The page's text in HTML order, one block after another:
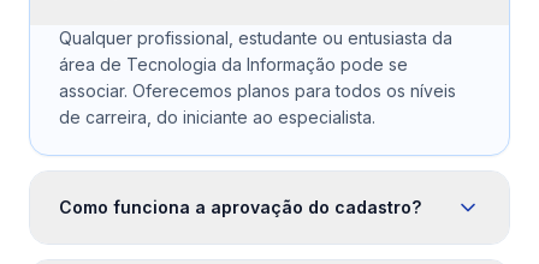
Qualquer profissional, estudante ou entusiasta da
área de Tecnologia da Informação pode se
associar. Oferecemos planos para todos os níveis
de carreira, do iniciante ao especialista.
Como funciona a aprovação do cadastro?